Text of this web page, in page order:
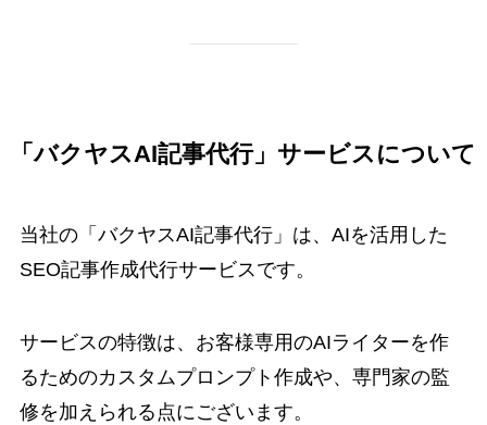
「バクヤスAI記事代行」サービスについて
当社の「バクヤスAI記事代行」は、AIを活用した
SEO記事作成代行サービスです。
サービスの特徴は、お客様専用のAIライターを作
るためのカスタムプロンプト作成や、専門家の監
修を加えられる点にございます。